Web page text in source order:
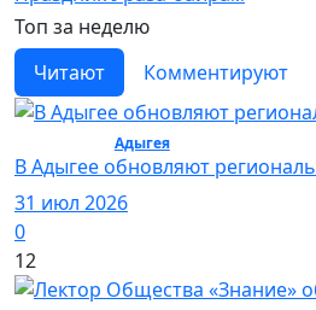
Топ за неделю
Читают
Комментируют
Адыгея/ Общество
В Адыгее обновляют
31 июл 2026
0
12